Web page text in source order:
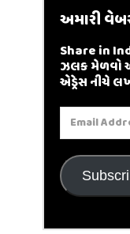
અમારી
Share in
ઝલક મેળવો
એડ્રેસ નીચે
Email
Address